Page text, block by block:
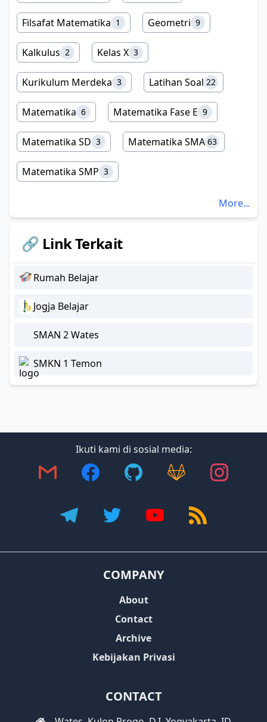
Filsafat Matematika 1 Geometri 9
Kalkulus 2 Kelas X 3
Kurikulum Merdeka 3 Latihan Soal 22
Matematika 6 Matematika Fase E 9
Matematika SD 3 Matematika SMA 63
Matematika SMP 3
More...
🔗 Link Terkait
Rumah Belajar
Jogja Belajar
SMAN 2 Wates
SMKN 1 Temon
Ikuti kami di sosial media:
COMPANY
About
Contact
Archive
Kebijakan Privasi
CONTACT